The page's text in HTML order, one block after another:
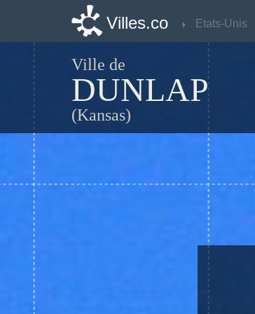
Villes.co Etats-Unis
Ville de
DUNLAP
(Kansas)
Villes.co Etats-Unis